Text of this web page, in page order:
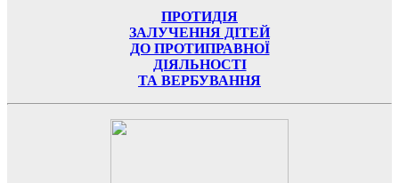
ПРОТИДІЯ
ЗАЛУЧЕННЯ ДІТЕЙ
ДО ПРОТИПРАВНОЇ
ДІЯЛЬНОСТІ
ТА ВЕРБУВАННЯ